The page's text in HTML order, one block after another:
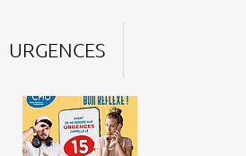
URGENCES